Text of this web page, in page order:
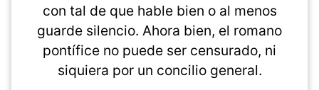
con tal de que hable bien o al menos
guarde silencio. Ahora bien, el romano
pontífice no puede ser censurado, ni
siquiera por un concilio general.